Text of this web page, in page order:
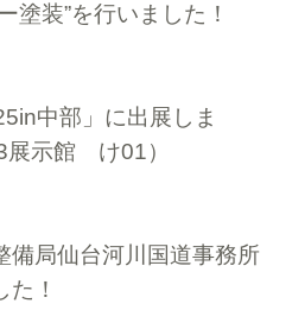
塗装”を行いました！
中部」に出展しま
展示館 け01）
備局仙台河川国道事務所
！